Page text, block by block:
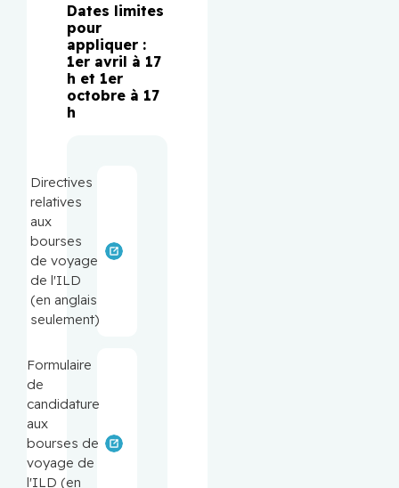
Dates limites
pour
appliquer :
1er avril à 17
h et 1er
octobre à 17
h
Directives
relatives
aux
bourses
de voyage
de l'ILD
(en anglais
seulement)
Formulaire
de
candidature
aux
bourses de
voyage de
l'ILD (en